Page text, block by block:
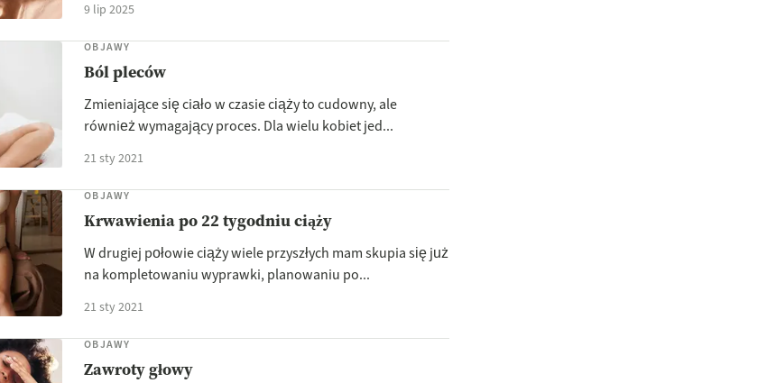
9 lip 2025
OBJAWY
Ból pleców
Zmieniające się ciało w czasie ciąży to cudowny, ale
również wymagający proces. Dla wielu kobiet jed...
21 sty 2021
OBJAWY
Krwawienia po 22 tygodniu ciąży
W drugiej połowie ciąży wiele przyszłych mam skupia się już
na kompletowaniu wyprawki, planowaniu po...
21 sty 2021
OBJAWY
Zawroty głowy